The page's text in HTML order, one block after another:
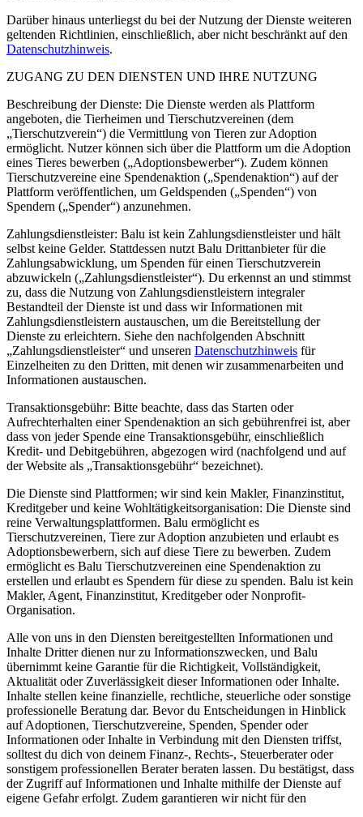
Darüber hinaus unterliegst du bei der Nutzung der Dienste weiteren
geltenden Richtlinien, einschließlich, aber nicht beschränkt auf den
Datenschutzhinweis.
ZUGANG ZU DEN DIENSTEN UND IHRE NUTZUNG
Beschreibung der Dienste: Die Dienste werden als Plattform
angeboten, die Tierheimen und Tierschutzvereinen (dem
„Tierschutzverein“) die Vermittlung von Tieren zur Adoption
ermöglicht. Nutzer können sich über die Plattform um die Adoption
eines Tieres bewerben („Adoptionsbewerber“). Zudem können
Tierschutzvereine eine Spendenaktion („Spendenaktion“) auf der
Plattform veröffentlichen, um Geldspenden („Spenden“) von
Spendern („Spender“) anzunehmen.
Zahlungsdienstleister: Balu ist kein Zahlungsdienstleister und hält
selbst keine Gelder. Stattdessen nutzt Balu Drittanbieter für die
Zahlungsabwicklung, um Spenden für einen Tierschutzverein
abzuwickeln („Zahlungsdienstleister“). Du erkennst an und stimmst
zu, dass die Nutzung von Zahlungsdienstleistern integraler
Bestandteil der Dienste ist und dass wir Informationen mit
Zahlungsdienstleistern austauschen, um die Bereitstellung der
Dienste zu erleichtern. Siehe den nachfolgenden Abschnitt
„Zahlungsdienstleister“ und unseren Datenschutzhinweis für
Einzelheiten zu den Dritten, mit denen wir zusammenarbeiten und
Informationen austauschen.
Transaktionsgebühr: Bitte beachte, dass das Starten oder
Aufrechterhalten einer Spendenaktion an sich gebührenfrei ist, aber
dass von jeder Spende eine Transaktionsgebühr, einschließlich
Kredit- und Debitgebühren, abgezogen wird (nachfolgend und auf
der Website als „Transaktionsgebühr“ bezeichnet).
Die Dienste sind Plattformen; wir sind kein Makler, Finanzinstitut,
Kreditgeber und keine Wohltätigkeitsorganisation: Die Dienste sind
reine Verwaltungsplattformen. Balu ermöglicht es
Tierschutzvereinen, Tiere zur Adoption anzubieten und erlaubt es
Adoptionsbewerbern, sich auf diese Tiere zu bewerben. Zudem
ermöglicht es Balu Tierschutzvereinen eine Spendenaktion zu
erstellen und erlaubt es Spendern für diese zu spenden. Balu ist kein
Makler, Agent, Finanzinstitut, Kreditgeber oder Nonprofit-
Organisation.
Alle von uns in den Diensten bereitgestellten Informationen und
Inhalte Dritter dienen nur zu Informationszwecken, und Balu
übernimmt keine Garantie für die Richtigkeit, Vollständigkeit,
Aktualität oder Zuverlässigkeit dieser Informationen oder Inhalte.
Inhalte stellen keine finanzielle, rechtliche, steuerliche oder sonstige
professionelle Beratung dar. Bevor du Entscheidungen in Hinblick
auf Adoptionen, Tierschutzvereine, Spenden, Spender oder
Informationen oder Inhalte in Verbindung mit den Diensten triffst,
solltest du dich von deinem Finanz-, Rechts-, Steuerberater oder
sonstigem professionellen Berater beraten lassen. Du bestätigst, dass
der Zugriff auf Informationen und Inhalte mithilfe der Dienste auf
eigene Gefahr erfolgt. Zudem garantieren wir nicht für den